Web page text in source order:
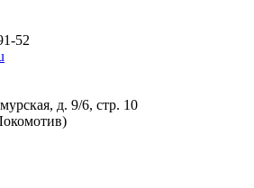
52
д. 9/6, стр. 10